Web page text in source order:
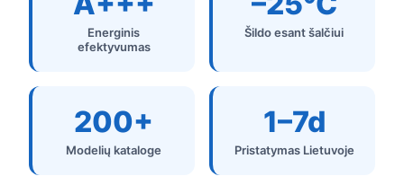
Energinis
efektyvumas
Šildo esant šalčiui
200+
Modelių kataloge
1–7d
Pristatymas Lietuvoje